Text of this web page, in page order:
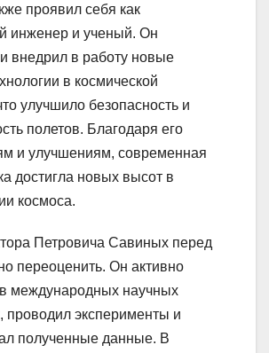
проявил себя как
инженер и ученый. Он
внедрил в работу новые
в космической
улучшило безопасность и
полетов. Благодаря его
и улучшениям, современная
достигла новых высот в
космоса.
Петровича Савиных перед
переоценить. Он активно
международных научных
проводил эксперименты и
полученные данные. В